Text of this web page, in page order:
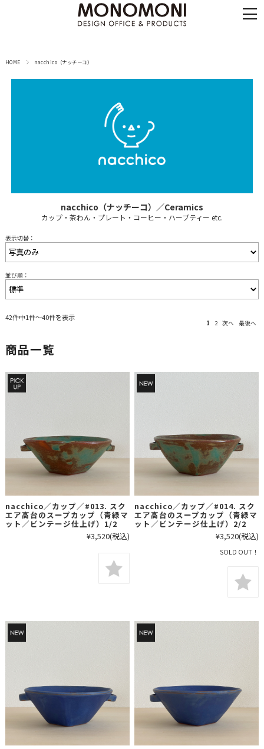
HOME nacchico（ナッチーコ）
nacchico（ナッチーコ）／Ceramics
カップ・茶わん・プレート・コーヒー・ハーブティー etc.
表示切替：
並び順：
42件中1件～40件を表示
1 2 次へ 最後へ
商品一覧
nacchico／カップ／#013. スク
エア高台のスープカップ（青緑マ
ット／ビンテージ仕上げ）1/2
¥3,520(税込)
nacchico／カップ／#014. スク
エア高台のスープカップ（青緑マ
ット／ビンテージ仕上げ）2/2
¥3,520(税込)
SOLD OUT！